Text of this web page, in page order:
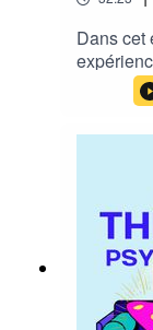
Dans cet
setting